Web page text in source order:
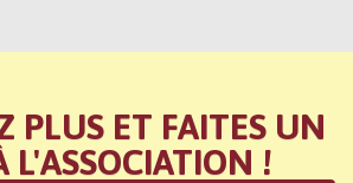
PLUS ET FAITES UN
L'ASSOCIATION !